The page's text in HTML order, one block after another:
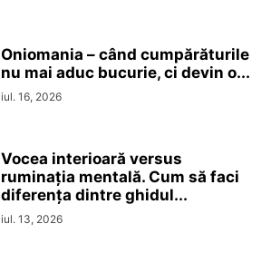
Oniomania – când cumpărăturile
nu mai aduc bucurie, ci devin o...
iul. 16, 2026
Vocea interioară versus
ruminaţia mentală. Cum să faci
diferența dintre ghidul...
iul. 13, 2026